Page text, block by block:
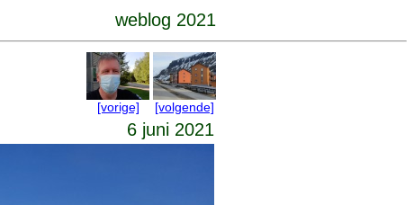
weblog 2021
[vorige] [volgende]
6 juni 2021